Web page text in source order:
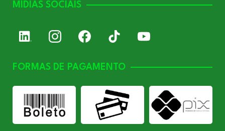
MÍDIAS SOCIAIS
FORMAS DE PAGAMENTO